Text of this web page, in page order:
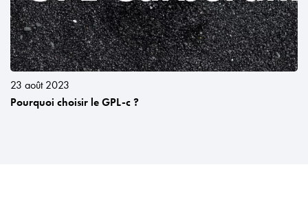
23 août 2023
Pourquoi choisir le GPL-c ?